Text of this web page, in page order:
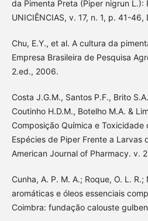
da Pimenta Preta (Piper nigrun L.):
UNICIÊNCIAS, v. 17, n. 1, p. 41-46,
Chu, E.Y., et al. A cultura da
Empresa Brasileira de Pesquisa
2.ed., 2006.
Costa J.G.M., Santos P.F., Brito
Coutinho H.D.M., Botelho M.A. &
Composição Química e Toxicidade
Espécies de Piper Frente a Larvas
American Journal of Pharmacy. v.
Cunha, A. P. M. A.; Roque, O. L.
aromáticas e óleos essenciais
Coimbra: fundação calouste